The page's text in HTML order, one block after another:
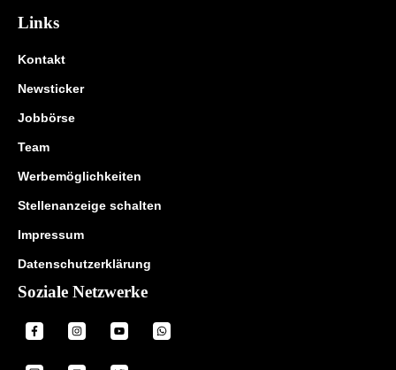
Links
Kontakt
Newsticker
Jobbörse
Team
Werbemöglichkeiten
Stellenanzeige schalten
Impressum
Datenschutzerklärung
Soziale Netzwerke